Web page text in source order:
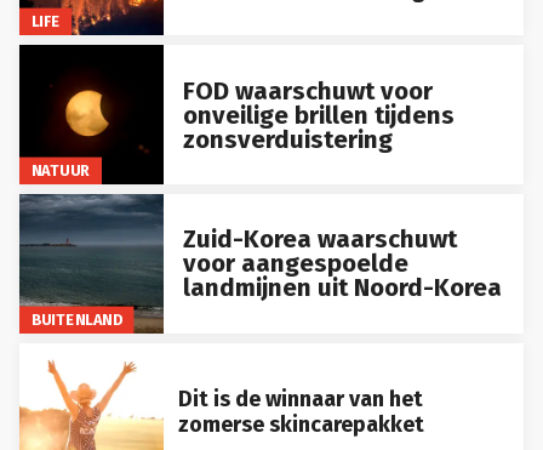
LIFE
NATUUR
FOD waarschuwt voor
onveilige brillen tijdens
zonsverduistering
BUITENLAND
Zuid-Korea waarschuwt
voor aangespoelde
landmijnen uit Noord-Korea
Dit is de winnaar van het
zomerse skincarepakket